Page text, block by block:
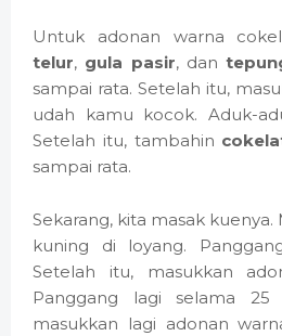
Untuk adonan warna
telur, gula pasir, dan
sampai rata. Setelah itu,
udah kamu kocok. Aduk-
Setelah itu, tambahin
sampai rata.
Sekarang, kita masak
kuning di loyang.
Setelah itu, masukkan
Panggang lagi selama
masukkan lagi adonan